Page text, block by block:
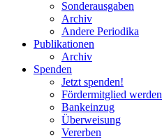
Sonderausgaben
Archiv
Andere Periodika
Publikationen
Archiv
Spenden
Jetzt spenden!
Fördermitglied werden
Bankeinzug
Überweisung
Vererben